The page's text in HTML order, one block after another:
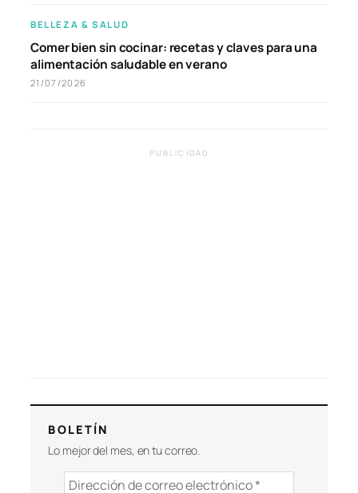
BELLEZA & SALUD
Comer bien sin cocinar: recetas y claves para una
alimentación saludable en verano
21/07/2026
PUBLICIDAD
BOLETÍN
Lo mejor del mes, en tu correo.